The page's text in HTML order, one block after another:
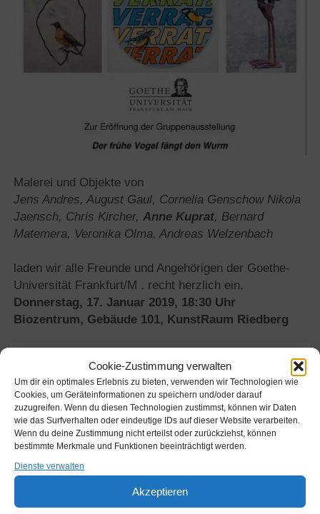
Cookie-Zustimmung verwalten
Um dir ein optimales Erlebnis zu bieten, verwenden wir Technologien wie
Cookies, um Geräteinformationen zu speichern und/oder darauf
zuzugreifen. Wenn du diesen Technologien zustimmst, können wir Daten
wie das Surfverhalten oder eindeutige IDs auf dieser Website verarbeiten.
Wenn du deine Zustimmung nicht erteilst oder zurückziehst, können
bestimmte Merkmale und Funktionen beeinträchtigt werden.
Dienste verwalten
Akzeptieren
Malerei und Objekte von
Jens Andres, August Gaul, Cornelia Genschow Nikola
Jaensch, Chris Kircher, Anne Kuprat, Bernard
Matemera, Veronika Olma, Andreas Welzenbach
laden wir alle Freunde und Angehörigen der Goethe-
Universität Frankfurt/M . recht herzlich ein.
Donnerstag, 17. Januar 2019, 18:30 Uhr
Biozentrum, Gebäude 101, KunstRaum Riedberg
WEITERLESEN DER
FRÜHE
VOGEL
FÄNGT
DEN
WURM
–
AUSSTELLUNG
17.